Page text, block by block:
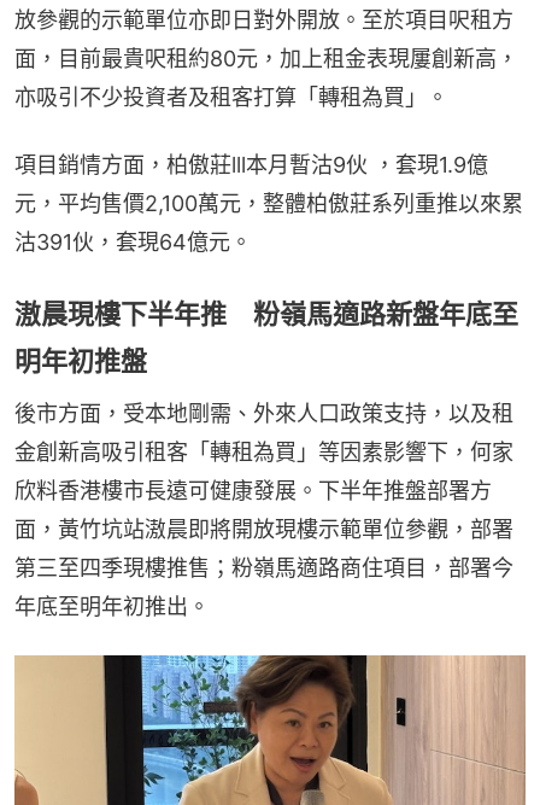
放參觀的示範單位亦即日對外開放。至於項目呎租方
面，目前最貴呎租約80元，加上租金表現屢創新高，
亦吸引不少投資者及租客打算「轉租為買」。
項目銷情方面，柏傲莊lll本月暫沽9伙 ，套現1.9億
元，平均售價2,100萬元，整體柏傲莊系列重推以來累
沽391伙，套現64億元。
滶晨現樓下半年推 粉嶺馬適路新盤年底至
明年初推盤
後市方面，受本地剛需、外來人口政策支持，以及租
金創新高吸引租客「轉租為買」等因素影響下，何家
欣料香港樓市長遠可健康發展。下半年推盤部署方
面，黃竹坑站滶晨即將開放現樓示範單位參觀，部署
第三至四季現樓推售；粉嶺馬適路商住項目，部署今
年底至明年初推出。